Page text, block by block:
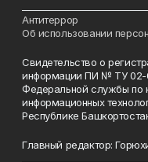
Антитеррор
Об использовании
Свидетельство о
информации ПИ № ТУ 02-
Федеральной службы по
информационных
Республике
Главный редактор: